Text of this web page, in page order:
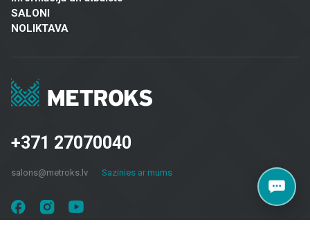
masas flīzes izceļas ar izturību un estētisku izskatu.
tostarp ventilējamās fasādes un fasādes flīzes, kas ir gan
Grīdas segumi
: Lamināts, vinila segumi, parkets un keramikas
terasēm, balkoniem un citām ārtelpām, nodrošinot ilgstošu
Metroks īpaši lepojas ar savu profesionālo pieeju – mēs piedāvājam ne
SALONI
NOLIKTAVA
+371 27070040
salons@metroks.lv Sazinies ar mums